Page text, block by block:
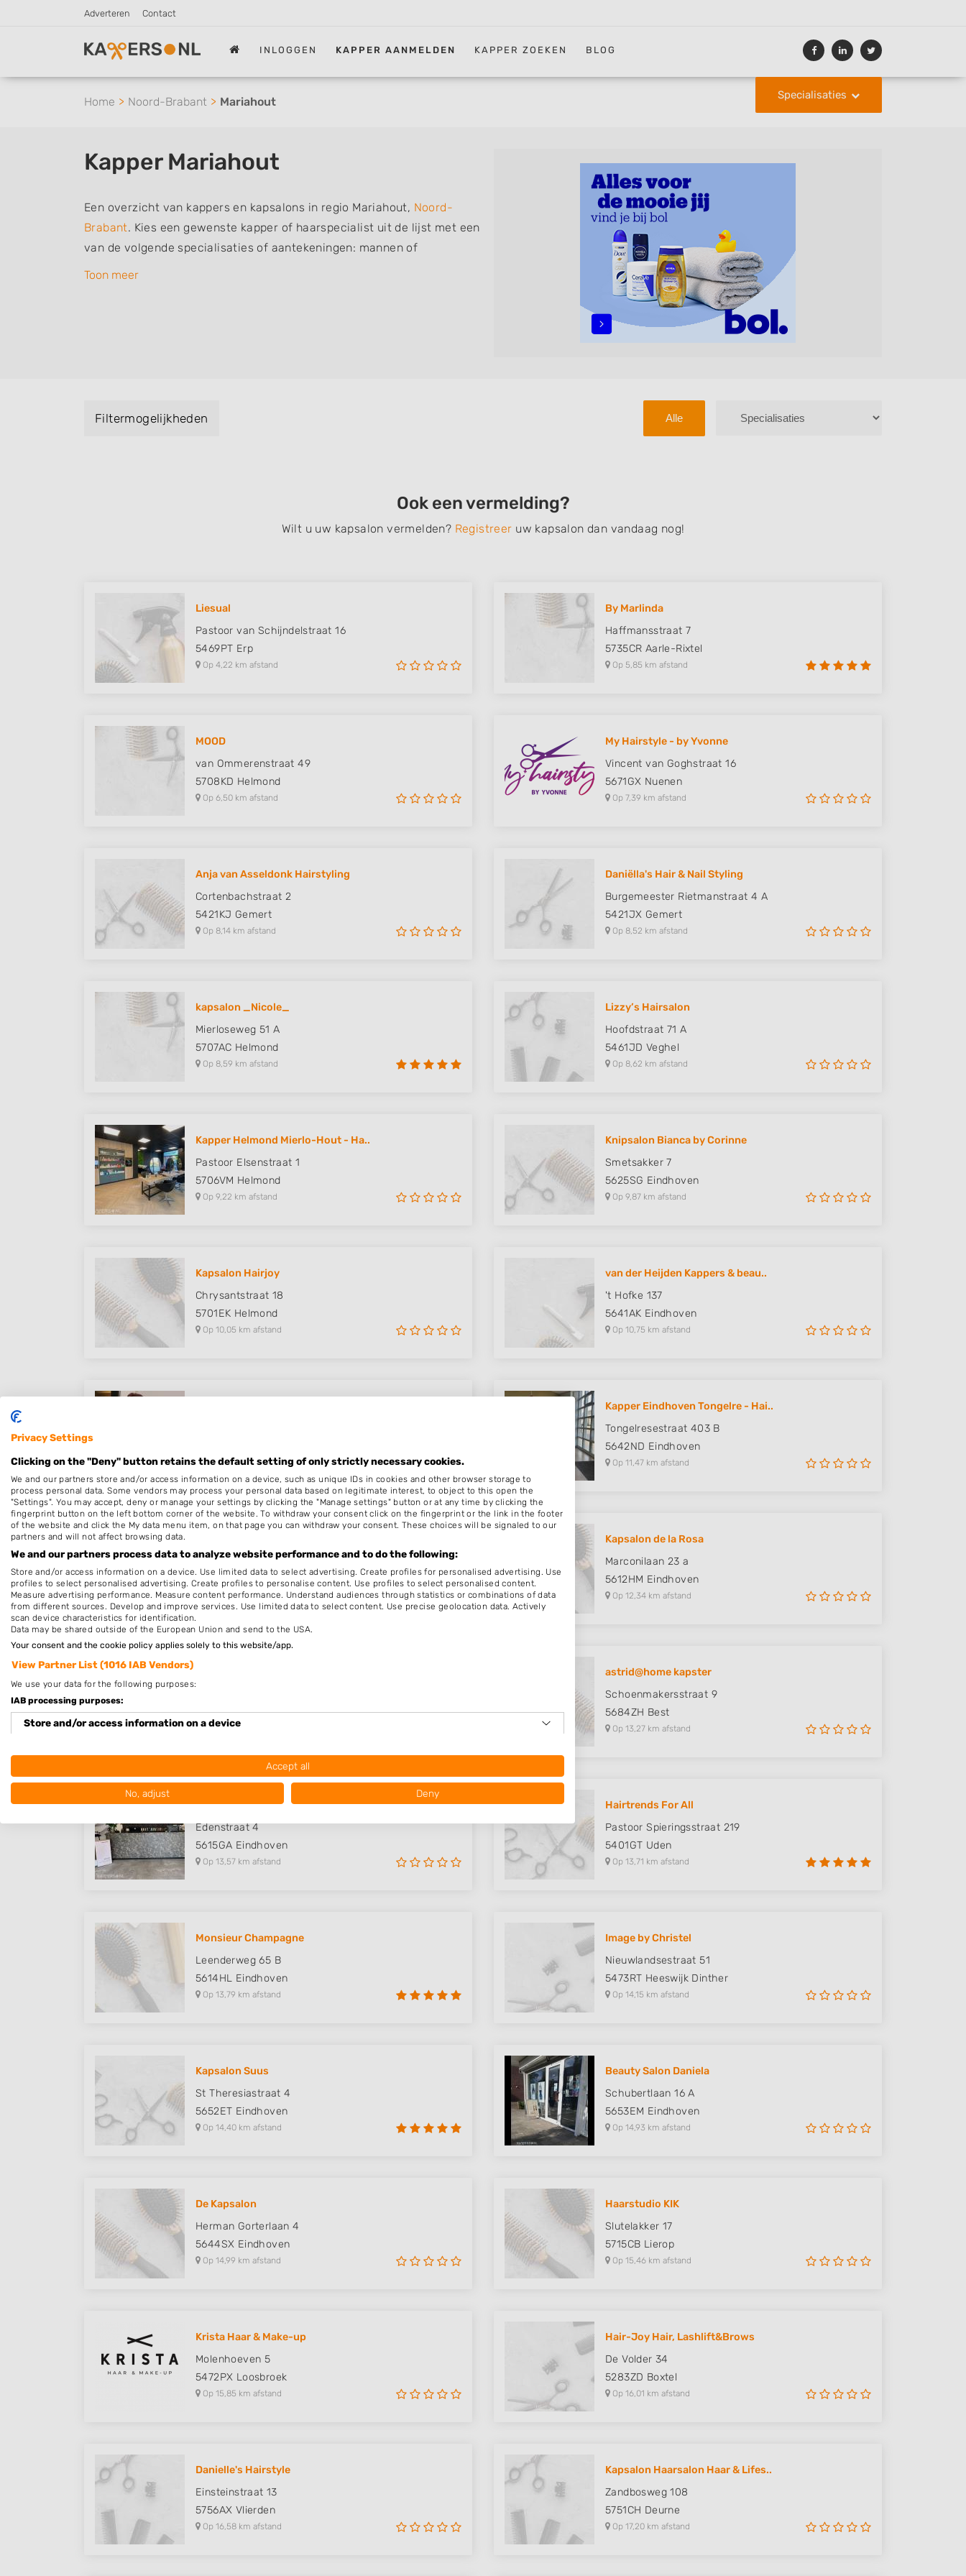
Adverteren Contact
INLOGGEN KAPPER AANMELDEN KAPPER ZOEKEN BLOG
Specialisaties
Home Noord-Brabant Mariahout
Kapper Mariahout
Een overzicht van kappers en kapsalons in regio Mariahout, Noord-
Brabant. Kies een gewenste kapper of haarspecialist uit de lijst met een
van de volgende specialisaties of aantekeningen: mannen of
herenkapper, vrouwen of dameskapper, kinderkapper, thuiskapper,
iedere wijk (noord, oost, zuid, west en het centrum) van Mariahout.
Toon meer
Filtermogelijkheden Alle
Ook een vermelding?
Wilt u uw kapsalon vermelden? Registreer uw kapsalon dan vandaag nog!
Liesual
Pastoor van Schijndelstraat 16
5469PT Erp
Op 4,22 km afstand
By Marlinda
Haffmansstraat 7
5735CR Aarle-Rixtel
Op 5,85 km afstand
MOOD
van Ommerenstraat 49
5708KD Helmond
Op 6,50 km afstand
My Hairstyle - by Yvonne
Vincent van Goghstraat 16
5671GX Nuenen
Op 7,39 km afstand
Anja van Asseldonk Hairstyling
Cortenbachstraat 2
5421KJ Gemert
Op 8,14 km afstand
Daniëlla's Hair & Nail Styling
Burgemeester Rietmanstraat 4 A
5421JX Gemert
Op 8,52 km afstand
kapsalon _Nicole_
Mierloseweg 51 A
5707AC Helmond
Op 8,59 km afstand
Lizzy’s Hairsalon
Hoofdstraat 71 A
5461JD Veghel
Op 8,62 km afstand
Kapper Helmond Mierlo-Hout - Ha..
Pastoor Elsenstraat 1
5706VM Helmond
Op 9,22 km afstand
Knipsalon Bianca by Corinne
Smetsakker 7
5625SG Eindhoven
Op 9,87 km afstand
Kapsalon Hairjoy
Chrysantstraat 18
5701EK Helmond
Op 10,05 km afstand
van der Heijden Kappers & beau..
't Hofke 137
5641AK Eindhoven
Op 10,75 km afstand
Op 11,43 km afstand
Kapper Eindhoven Tongelre - Hai..
Tongelresestraat 403 B
5642ND Eindhoven
Op 11,47 km afstand
Bisschop van Mierlostraat 49
5731GB Mierlo
Op 11,49 km afstand
Kapsalon de la Rosa
Marconilaan 23 a
5612HM Eindhoven
Op 12,34 km afstand
5481AB Schijndel
Op 13,08 km afstand
astrid@home kapster
Schoenmakersstraat 9
5684ZH Best
Op 13,27 km afstand
Kapper Eindhoven Centrum - Hair..
Edenstraat 4
5615GA Eindhoven
Op 13,57 km afstand
Hairtrends For All
Pastoor Spieringsstraat 219
5401GT Uden
Op 13,71 km afstand
Monsieur Champagne
Leenderweg 65 B
5614HL Eindhoven
Op 13,79 km afstand
Image by Christel
Nieuwlandsestraat 51
5473RT Heeswijk Dinther
Op 14,15 km afstand
Kapsalon Suus
St Theresiastraat 4
5652ET Eindhoven
Op 14,40 km afstand
Beauty Salon Daniela
Schubertlaan 16 A
5653EM Eindhoven
Op 14,93 km afstand
De Kapsalon
Herman Gorterlaan 4
5644SX Eindhoven
Op 14,99 km afstand
Haarstudio KIK
Slutelakker 17
5715CB Lierop
Op 15,46 km afstand
Krista Haar & Make-up
Molenhoeven 5
5472PX Loosbroek
Op 15,85 km afstand
Hair-Joy Hair, Lashlift&Brows
De Volder 34
5283ZD Boxtel
Op 16,01 km afstand
Danielle's Hairstyle
Einsteinstraat 13
5756AX Vlierden
Op 16,58 km afstand
Kapsalon Haarsalon Haar & Lifes..
Zandbosweg 108
5751CH Deurne
Op 17,20 km afstand
Privacy Settings
Clicking on the "Deny" button retains the default setting of only strictly necessary cookies.
We and our partners store and/or access information on a device, such as unique IDs in cookies and other browser storage to
process personal data. Some vendors may process your personal data based on legitimate interest, to object to this open the
"Settings". You may accept, deny or manage your settings by clicking the "Manage settings" button or at any time by clicking the
fingerprint button on the left bottom corner of the website. To withdraw your consent click on the fingerprint or the link in the footer
of the website and click the My data menu item, on that page you can withdraw your consent. These choices will be signaled to our
partners and will not affect browsing data.
We and our partners process data to analyze website performance and to do the following:
Store and/or access information on a device. Use limited data to select advertising. Create profiles for personalised advertising. Use
profiles to select personalised advertising. Create profiles to personalise content. Use profiles to select personalised content.
Measure advertising performance. Measure content performance. Understand audiences through statistics or combinations of data
from different sources. Develop and improve services. Use limited data to select content. Use precise geolocation data. Actively
scan device characteristics for identification.
Data may be shared outside of the European Union and send to the USA.
Your consent and the cookie policy applies solely to this website/app.
View Partner List (1016 IAB Vendors)
We use your data for the following purposes:
IAB processing purposes:
Store and/or access information on a device
Create profiles for personalised advertising
Create profiles to personalise content
Use profiles to select personalised content
Measure content performance
Understand audiences through statistics or combinations of data from different
Develop and improve services
Use precise geolocation data
Identify devices based on information actively requested
Non-IAB processing purposes:
Accept all
No, adjust Deny